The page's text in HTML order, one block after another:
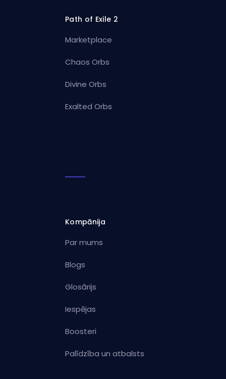
Path of Exile 2
Marketplace
Chaos Orbs
Divine Orbs
Exalted Orbs
Kompānija
Par mums
Blogs
Glosārijs
Iespējas
Boosteri
Palīdzība un atbalsts